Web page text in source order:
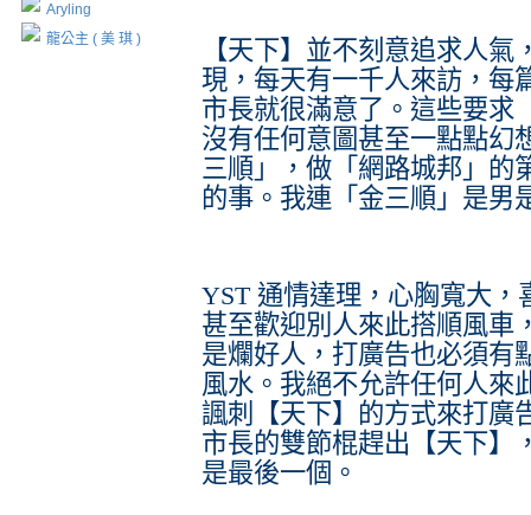
Aryling
龍公主 ( 美 琪 )
【天下】並不刻意追求人
現，每天有一千人來訪，每
市長就很滿意了。這些要求
沒有任何意圖甚至一點點幻
三順」，做「網路城邦」的
的事。我連「金三順」是男
YST 通情達理，心胸寬大
甚至歡迎別人來此搭順風車
是爛好人，打廣告也必須有
風水。我絕不允許任何人來
諷刺【天下】的方式來打廣
市長的雙節棍趕出【天下】
是最後一個。